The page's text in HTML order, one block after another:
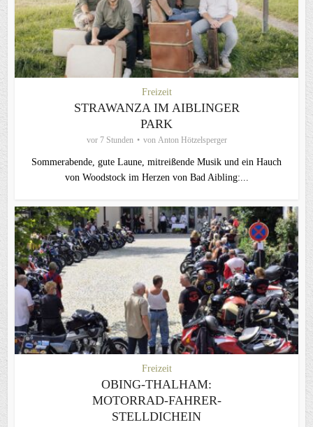
Freizeit
STRAWANZA IM AIBLINGER
PARK
vor 7 Stunden von Anton Hötzelsperger
Sommerabende, gute Laune, mitreißende Musik und ein Hauch
von Woodstock im Herzen von Bad Aibling:...
Freizeit
OBING-THALHAM:
MOTORRAD-FAHRER-
STELLDICHEIN